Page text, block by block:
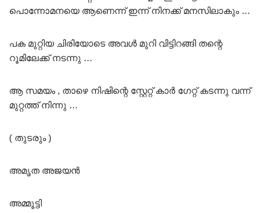
പൊന്നോമനയെ ആണെന്ന് ഇന്ന് നിനക്ക് മനസിലാകും …
പക മുറ്റിയ ചിരിയോടെ അവൾ മുറി വിട്ടിറങ്ങി തന്റെ
റൂമിലേക്ക് നടന്നു …
ആ സമയം , താഴെ നിഷിന്റെ സ്റ്റേറ്റ് കാർ ഗേറ്റ് കടന്നു വന്ന്
മുറ്റത്ത് നിന്നു …
( തുടരും )
അമൃത അജയൻ
അമ്മൂട്ടി